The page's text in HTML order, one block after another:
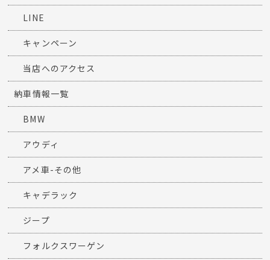
LINE
キャンペーン
当店へのアクセス
納車情報一覧
BMW
アウディ
アメ車-その他
キャデラック
ジープ
フォルクスワーゲン